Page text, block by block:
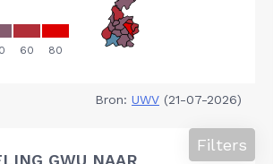
Bron: UWV (21-07-2026)
GWU NAAR
Filters